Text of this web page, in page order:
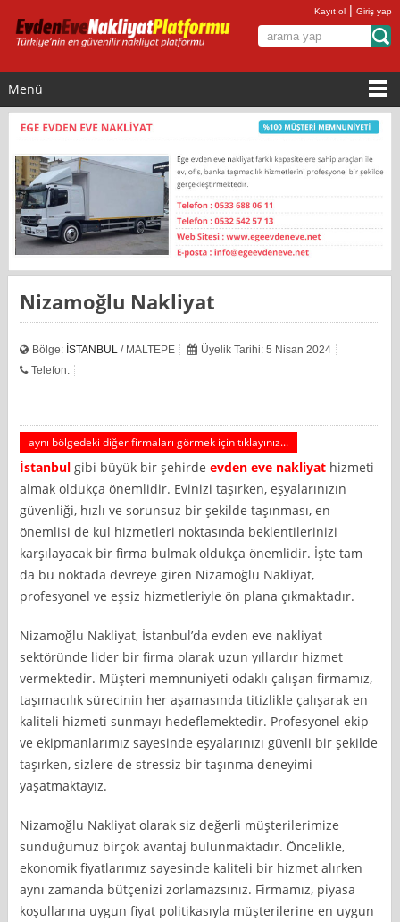
Kayıt ol |Giriş yap
Menü
Nizamoğlu Nakliyat
Bölge: İSTANBUL / MALTEPE
Üyelik Tarihi: 5 Nisan 2024
Telefon:
aynı bölgedeki diğer firmaları görmek için tıklayınız...
İstanbul gibi büyük bir şehirdeevden eve nakliyat hizmeti
almak oldukça önemlidir. Evinizi taşırken, eşyalarınızın
güvenliği, hızlı ve sorunsuz bir şekilde taşınması, en
önemlisi de kul hizmetleri noktasında beklentilerinizi
karşılayacak bir firma bulmak oldukça önemlidir. İşte tam
da bu noktada devreye giren Nizamoğlu Nakliyat,
profesyonel ve eşsiz hizmetleriyle ön plana çıkmaktadır.
Nizamoğlu Nakliyat, İstanbul’da evden eve nakliyat
sektöründe lider bir firma olarak uzun yıllardır hizmet
vermektedir. Müşteri memnuniyeti odaklı çalışan firmamız,
taşımacılık sürecinin her aşamasında titizlikle çalışarak en
kaliteli hizmeti sunmayı hedeflemektedir. Profesyonel ekip
ve ekipmanlarımız sayesinde eşyalarınızı güvenli bir şekilde
taşırken, sizlere de stressiz bir taşınma deneyimi
yaşatmaktayız.
Nizamoğlu Nakliyat olarak siz değerli müşterilerimize
sunduğumuz birçok avantaj bulunmaktadır. Öncelikle,
ekonomik fiyatlarımız sayesinde kaliteli bir hizmet alırken
aynı zamanda bütçenizi zorlamazsınız. Firmamız, piyasa
koşullarına uygun fiyat politikasıyla müşterilerine en uygun